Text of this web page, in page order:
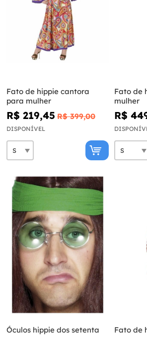
Fato de hippie cantora
para mulher
R$ 219,45 R$ 399,00
DISPONÍVEL
Fato de
mulher
R$
Óculos hippie dos setenta Fato de